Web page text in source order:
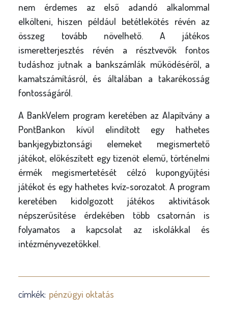
nem érdemes az első adandó alkalommal
elkölteni, hiszen például betétlekötés révén az
összeg tovább növelhető. A játékos
ismeretterjesztés révén a résztvevők fontos
tudáshoz jutnak a bankszámlák működéséről, a
kamatszámításról, és általában a takarékosság
fontosságáról.
A BankVelem program keretében az Alapítvány a
PontBankon kívül elindított egy hathetes
bankjegybiztonsági elemeket megismertető
játékot, előkészített egy tizenöt elemű, történelmi
érmék megismertetését célzó kupongyűjtési
játékot és egy hathetes kvíz-sorozatot. A program
keretében kidolgozott játékos aktivitások
népszerűsítése érdekében több csatornán is
folyamatos a kapcsolat az iskolákkal és
intézményvezetőkkel.
címkék: pénzügyi oktatás